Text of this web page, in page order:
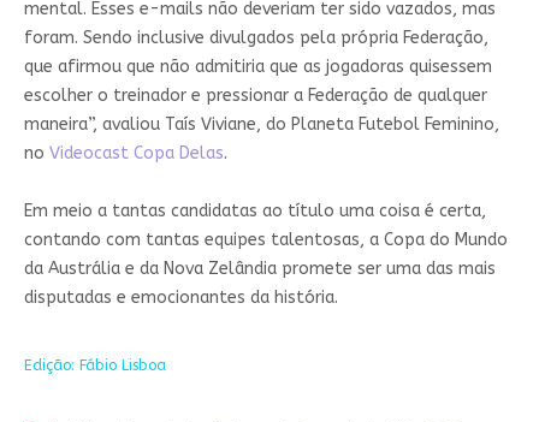
mental. Esses e-mails não deveriam ter sido vazados, mas
foram. Sendo inclusive divulgados pela própria Federação,
que afirmou que não admitiria que as jogadoras quisessem
escolher o treinador e pressionar a Federação de qualquer
maneira”, avaliou Taís Viviane, do Planeta Futebol Feminino,
no Videocast Copa Delas.
Em meio a tantas candidatas ao título uma coisa é certa,
contando com tantas equipes talentosas, a Copa do Mundo
da Austrália e da Nova Zelândia promete ser uma das mais
disputadas e emocionantes da história.
Edição: Fábio Lisboa